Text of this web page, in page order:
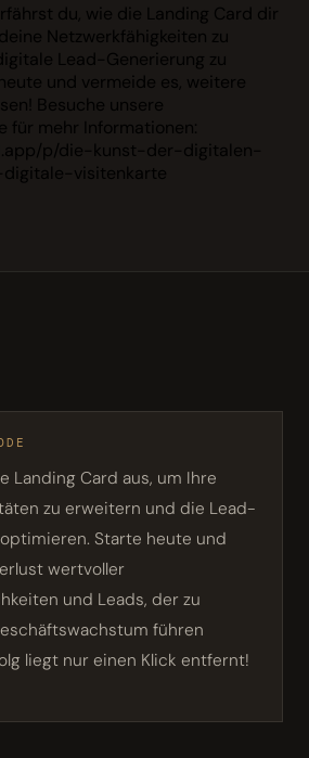
du, wie die Landing Card dir
Netzwerkfähigkeiten zu
Lead-Generierung zu
und vermeide es, weitere
Besuche unsere
für mehr Informationen:
p/die-kunst-der-digitalen-
visitenkarte
Landing Card aus, um Ihre
zu erweitern und die Lead-
Starte heute und
wertvoller
und Leads, der zu
führen
liegt nur einen Klick entfernt!